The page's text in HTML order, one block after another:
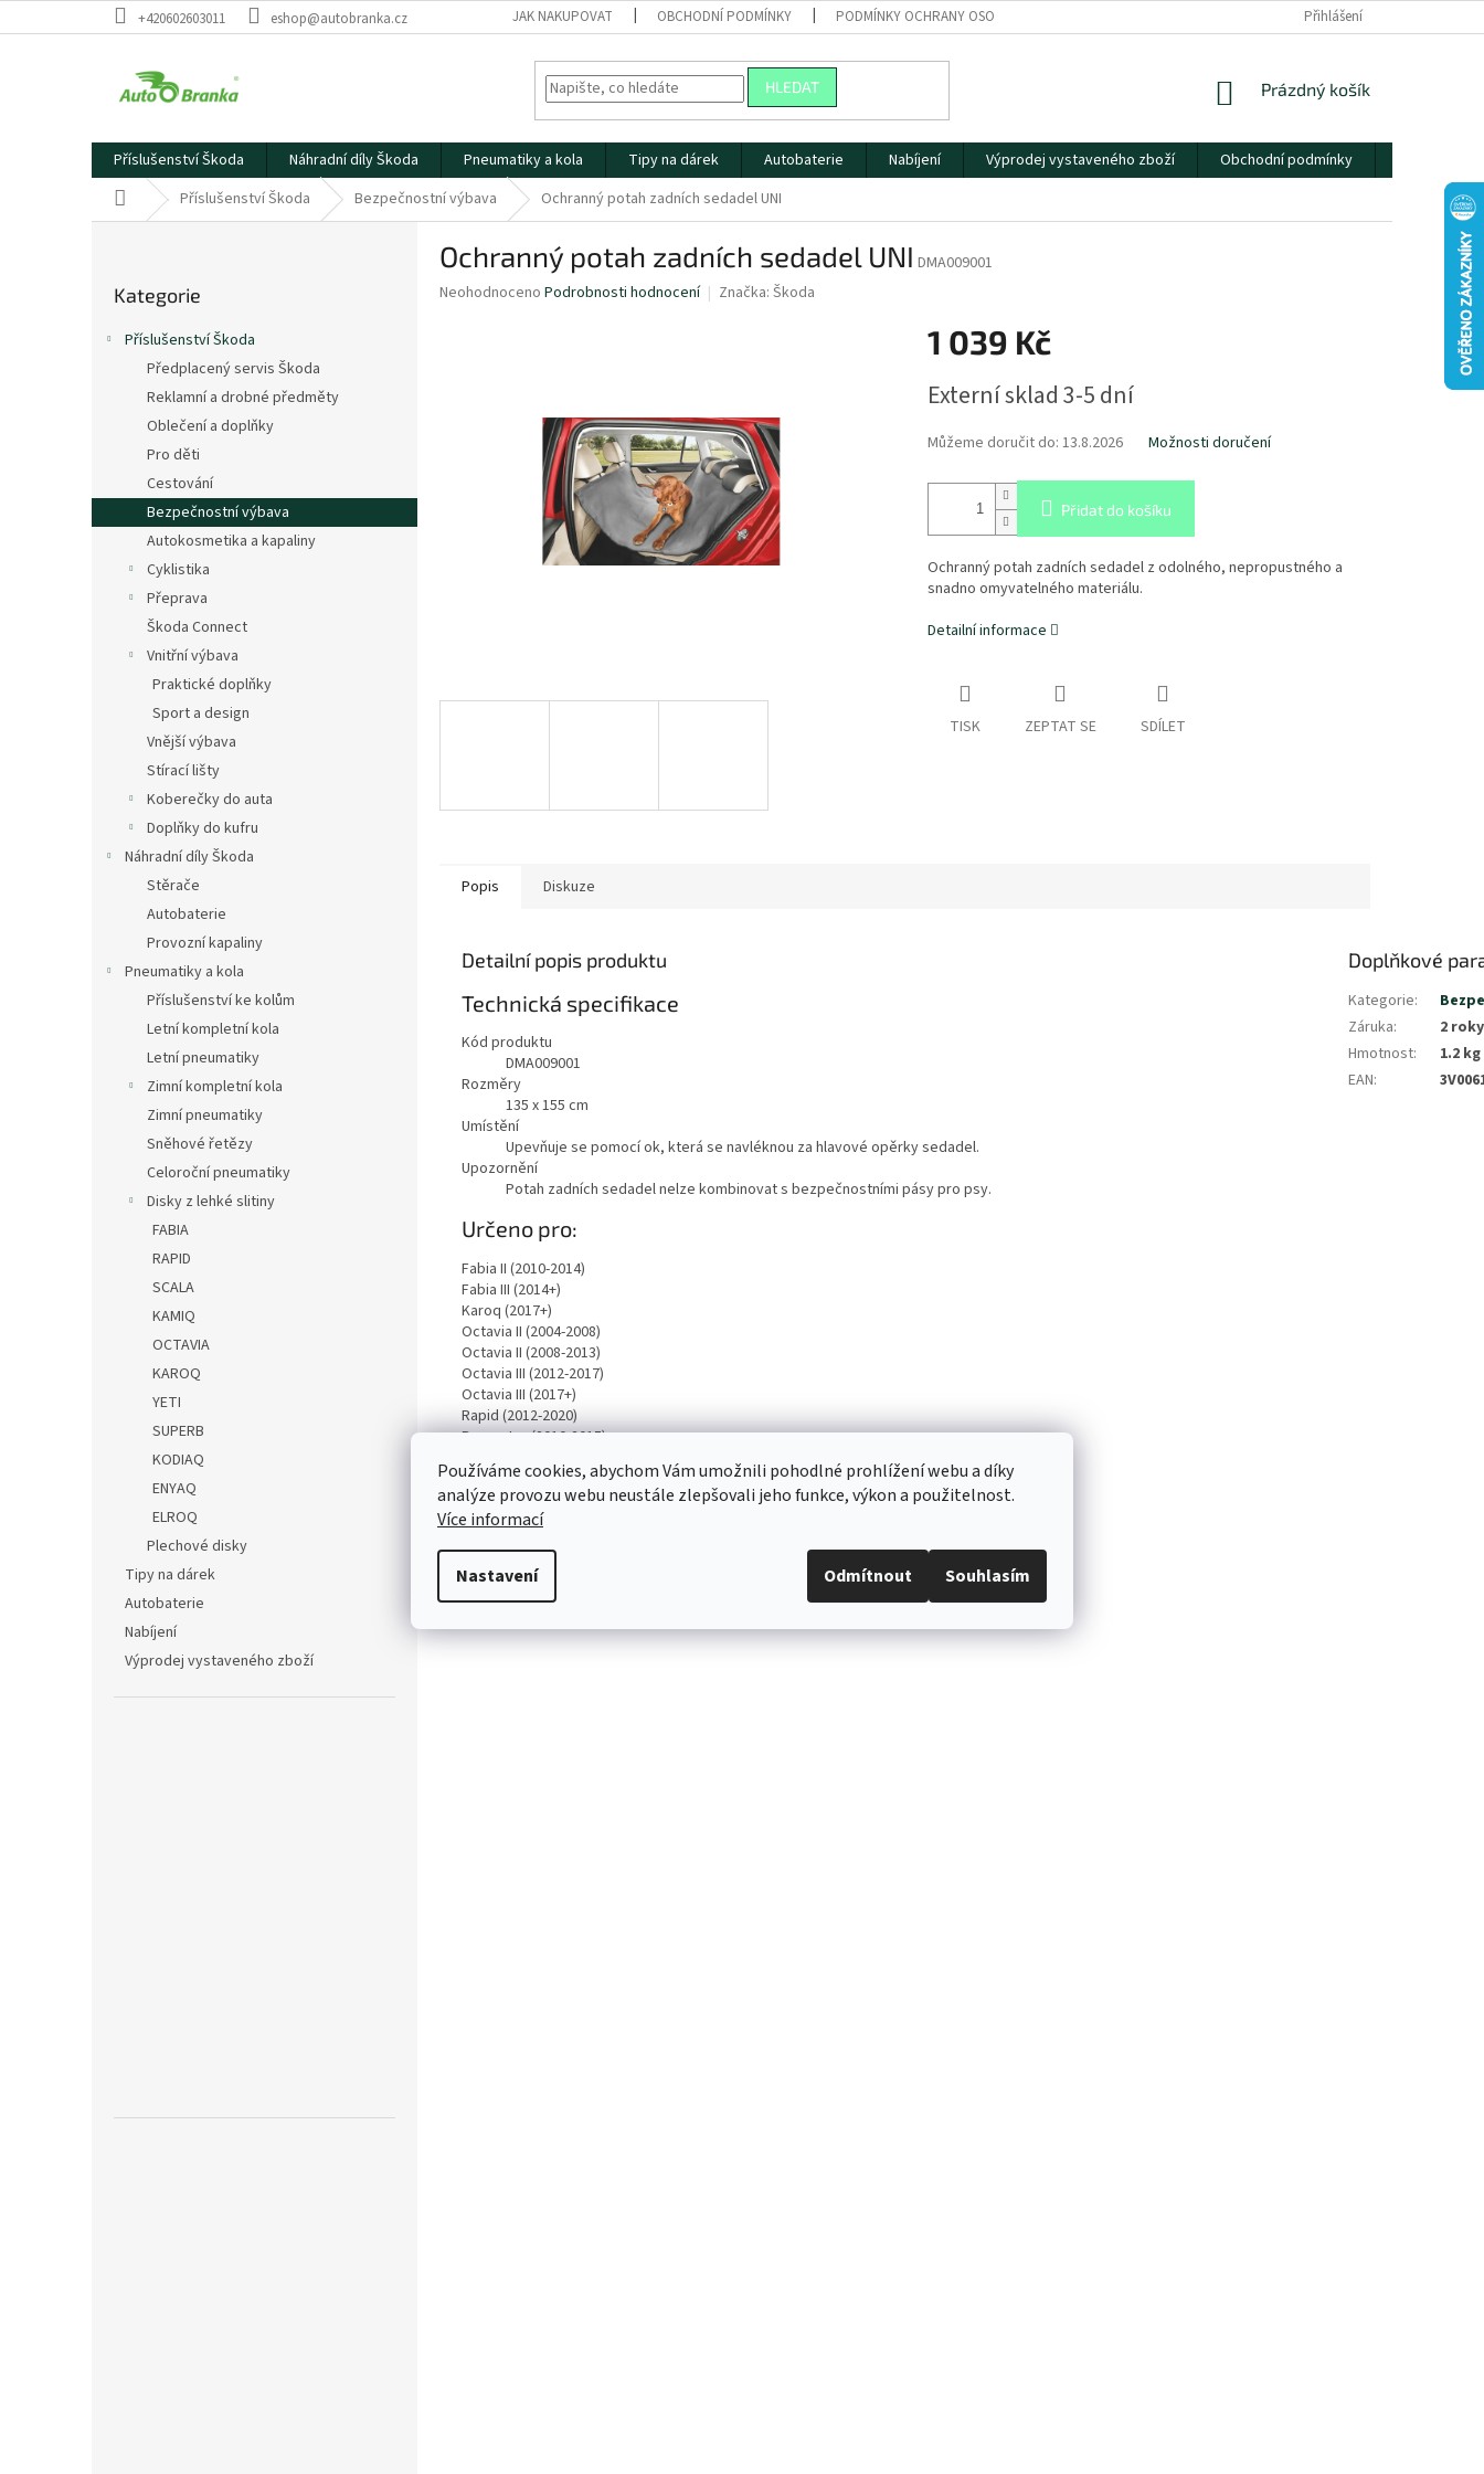
Používáme cookies, abychom Vám umožnili pohodlné prohlížení webu a díky
analýze provozu webu neustále zlepšovali jeho funkce, výkon a použitelnost.
Více informací
Nastavení Odmítnout Souhlasím
na
+420602603011 eshop@autobranka.cz JAK NAKUPOVAT OBCHODNÍ PODMÍNKY PODMÍNKY OCHRANY OSOBNÍCH ÚDAJŮ Přihlášení
HLEDAT
NÁKUPNÍ
Prázdný košík
Příslušenství Škoda Náhradní díly Škoda Pneumatiky a kola Tipy na dárek Autobaterie Nabíjení Výprodej vystaveného zboží Obchodní podmínky
Domů Příslušenství Škoda Bezpečnostní výbava Ochranný potah zadních sedadel UNI
n
e
kategorie
Kategorie
Příslušenství Škoda
Předplacený servis Škoda
Reklamní a drobné předměty
Oblečení a doplňky
Pro děti
Cestování
Bezpečnostní výbava
Autokosmetika a kapaliny
Cyklistika
Přeprava
Škoda Connect
Vnitřní výbava
Praktické doplňky
Sport a design
Vnější výbava
Stírací lišty
Koberečky do auta
Doplňky do kufru
Náhradní díly Škoda
Stěrače
Autobaterie
Provozní kapaliny
Pneumatiky a kola
Příslušenství ke kolům
Letní kompletní kola
Letní pneumatiky
Zimní kompletní kola
Zimní pneumatiky
Sněhové řetězy
Celoroční pneumatiky
Disky z lehké slitiny
FABIA
RAPID
SCALA
KAMIQ
OCTAVIA
KAROQ
YETI
SUPERB
KODIAQ
ENYAQ
ELROQ
Plechové disky
Tipy na dárek
Autobaterie
Nabíjení
Výprodej vystaveného zboží
Ochranný potah zadních sedadel UNI DMA009001
Průměrné
Neohodnoceno Podrobnosti hodnocení Značka: Škoda
1 039 Kč
cena:
Externí sklad 3-5 dní
Můžeme doručit do: 13.8.2026 Možnosti doručení
Přidat do košíku
Ochranný potah zadních sedadel z odolného, nepropustného a
snadno omyvatelného materiálu.
Detailní informace
TISK ZEPTAT SE SDÍLET
Popis Diskuze
Detailní popis produktu
Technická specifikace
Kód produktu
DMA009001
Rozměry
135 x 155 cm
Umístění
Upevňuje se pomocí ok, která se navléknou za hlavové opěrky sedadel.
Upozornění
Potah zadních sedadel nelze kombinovat s bezpečnostními pásy pro psy.
Určeno pro:
Fabia II (2010-2014)
Fabia III (2014+)
Karoq (2017+)
Octavia II (2004-2008)
Octavia II (2008-2013)
Octavia III (2012-2017)
Octavia III (2017+)
Rapid (2012-2020)
Roomster (2010-2015)
Superb II (2013-2015)
Superb III (2015-2023)
Yeti (2009-2014)
Doplňkové
Kategorie:
Záruka:
2 roky
Hmotnost:
1.2 kg
EAN: